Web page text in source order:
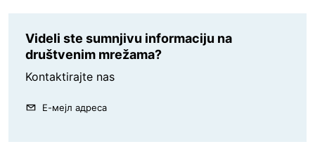
Videli ste sumnjivu informaciju na
društvenim mrežama?
Kontaktirajte nas
Е-мејл адреса